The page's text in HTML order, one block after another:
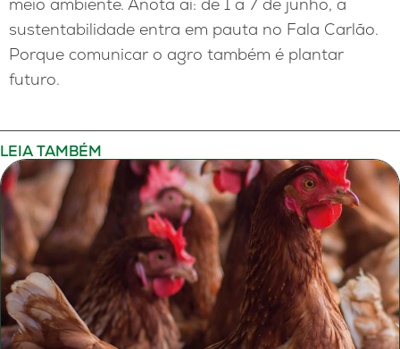
meio ambiente. Anota aí: de 1 a 7 de junho, a
sustentabilidade entra em pauta no Fala Carlão.
Porque comunicar o agro também é plantar
futuro.
LEIA TAMBÉM